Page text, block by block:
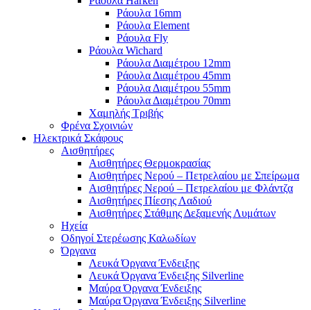
Ράουλα 16mm
Ράουλα Element
Ράουλα Fly
Ράουλα Wichard
Ράουλα Διαμέτρου 12mm
Ράουλα Διαμέτρου 45mm
Ράουλα Διαμέτρου 55mm
Ράουλα Διαμέτρου 70mm
Χαμηλής Τριβής
Φρένα Σχοινιών
Ηλεκτρικά Σκάφους
Αισθητήρες
Αισθητήρες Θερμοκρασίας
Αισθητήρες Νερού – Πετρελαίου με Σπείρωμα
Αισθητήρες Νερού – Πετρελαίου με Φλάντζα
Αισθητήρες Πίεσης Λαδιού
Αισθητήρες Στάθμης Δεξαμενής Λυμάτων
Ηχεία
Οδηγοί Στερέωσης Καλωδίων
Όργανα
Λευκά Όργανα Ένδειξης
Λευκά Όργανα Ένδειξης Silverline
Μαύρα Όργανα Ένδειξης
Μαύρα Όργανα Ένδειξης Silverline